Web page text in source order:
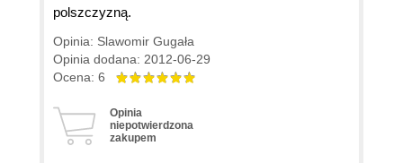
polszczyzną.
Opinia: Slawomir Gugała
Opinia dodana: 2012-06-29
Ocena: 6
Opinia
niepotwierdzona
zakupem